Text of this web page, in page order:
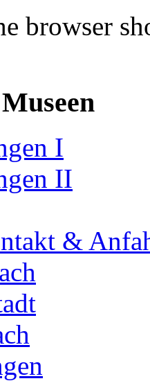
browser
I
II
&